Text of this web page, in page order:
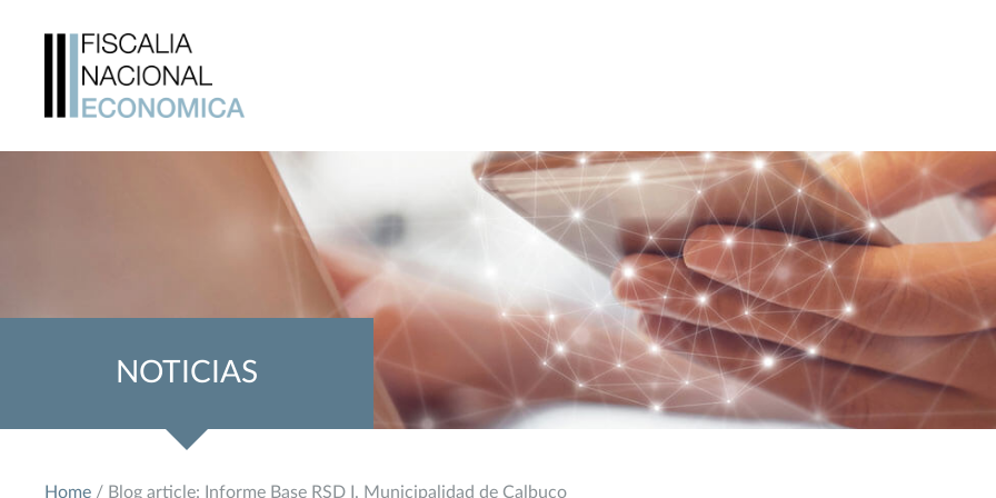
NOTICIAS
Home / Blog article: Informe Base RSD I. Municipalidad de Calbuco